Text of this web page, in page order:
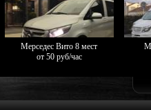
Мерседес Вито 8 мест
от 50 руб/час